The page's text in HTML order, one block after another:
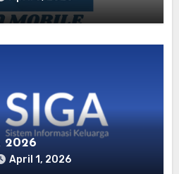
2026
April 1, 2026